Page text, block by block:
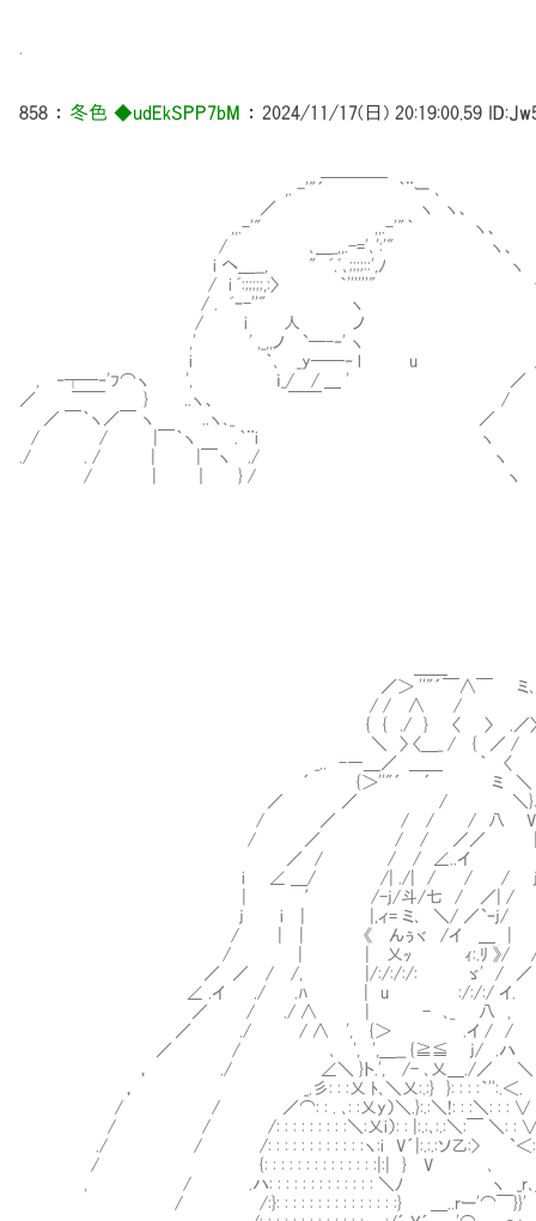
858 ： 冬色 ◆udEkSPP7bM ： 2024/11/17(日) 20:19:00.59
,. -'"´ ｀¨ー ､
／ ヽ ヽ、
,,.-'" ,,.-'"｀ ヽ、
/ ､＿_,,.-='､':'" ヽ、
i へ＿__, " ﾞ.ﾞ､;;;;::',ﾉ ヽ
/ i ﾞ:;;;;;,:〉 ｀''''''"
/ . ﾞｰ-''" ヽ
/ i 人 ノ
,' ' ,_,,ノ `─-‐' ヽ l やる夫にはペ
i ｀､ _y──‐ l u
, ‐┬─‐'ﾌ⌒ヽ ', ｉ_/ / ＿ ' ／
／ ￣￣ } ..ヽ、 ￣￣ /
／ ￣｀ヽ／￣ ヽ ..ヽ､_ ／
/ / |￣｀ヽ .｀¨i ヽ
./ . / | |￣ヽ ./ ヽ
/ | ｜ } / ヽ
／＞ ''"´￣∧￣ ミ､
/ / ∧ /
{ { ./ } 〈 〉 .／〉
＼ 〉 〈＿_ / { ／
_.. -―＿／ ＿＿ ｀
´ {＞''"´ ´ ミ ＼
／ ／ / ＼}､＿
/ ／ / / / 八
/ ／ / / ／／ |＼:.〈
／ / / / ∠..イ |
i ∠ ＿/ /| ./| / / /
| ′ /-j/斗/七 / ／|
j i | |,ィ= ミ､ ＼/ ／`ｰ
/ | | 《 んぅヾ /イ ＿ |
/ | | 乂ｯ ｨ:.ﾘ 》/ /|
／ ／ / /, |/:/:/:/: ゞ' / ／ .| …この前の
∠ .イ ./ .ﾊ | u :/:/:/ イ.
／ / ./ ∧ | - ､_ 八 ,
／ ./ / ∧ ', {＞ .イ / /
／ / ､ ', ',＿__ {≧≦ j/ .ハ
， ./ ∠＼ }ト.', /- ､乂＿./／ ＼
， _.彡: : :乂 ﾄ､＼乂:.:} }: : : :｀'':.
/ / ／⌒: : . ､: :乂y）＼.}:.:＼!: : :＼: : : ∨ ｀''
/ / /: : : : : : : : :＼:乂i）: : |:.:､:.:＼:￣ ＼: :
./ / /: : : : : : : : : : : :ヽ:i V´|:.:.:ソ乙:> `＜
/ {: : : : : : : : : : : : : :|:| } V ､ ｀ヽ:
, / .ハ: : : : : : : : : : : : : ＼ﾉ ヽ _r､_
/ /:}: : : : : : : : : : : : : : :} ＿..rー'⌒￣